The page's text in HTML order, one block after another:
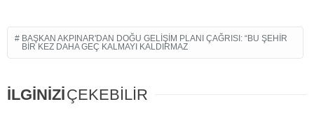
BAŞKAN AKPINAR'DAN DOĞU GELIŞIM PLANI ÇAĞRISI: “BU ŞEHIR
BIR KEZ DAHA GEÇ KALMAYI KALDIRMAZ
İLGİNİZİÇEKEBİLİR